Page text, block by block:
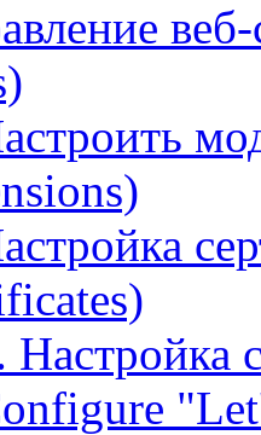
Настройка